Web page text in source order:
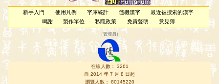
新手入門 使用凡例 字庫統計 隨機漢字
最近被搜索的漢字
鳴謝
製作單位 私隱政策 免責聲明 意見簿
（管理員 ）
在線人數： 3261
自 2014 年 7 月 8 日起
瀏覽人數： 80145220